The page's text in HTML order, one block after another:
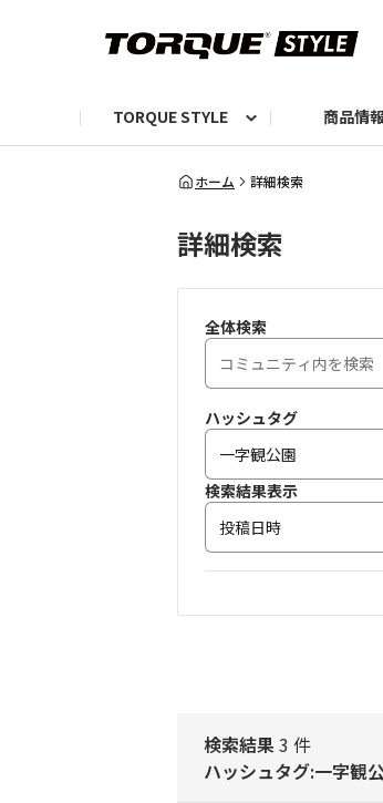
TORQUE STYLE
お知らせ TORQUIZ【投
商品情報
TORQUEニュース
TORQUEフォト
自己紹介しよう
編集部の日常フォト
ホーム 詳細検索
詳細検索
全体検索
ハッシュタグ
検索結果表示
投稿日時
検索結果3 件
ハッシュタグ:一字観